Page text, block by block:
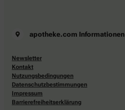
apotheke.com Informationen
Newsletter
Kontakt
Nutzungsbedingungen
Datenschutzbestimmungen
Impressum
Barrierefreiheitserklärung